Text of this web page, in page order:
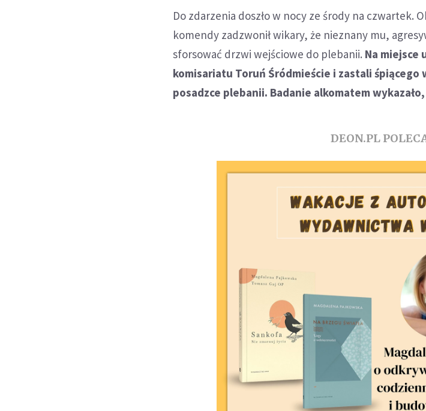
Do zdarzenia doszło w nocy ze środy na czwartek.
komendy zadzwonił wikary, że nieznany mu,
sforsować drzwi wejściowe do plebanii. Na miejsce
komisariatu Toruń Śródmieście i zastali śpiącego
posadzce plebanii. Badanie alkomatem
DEON.PL